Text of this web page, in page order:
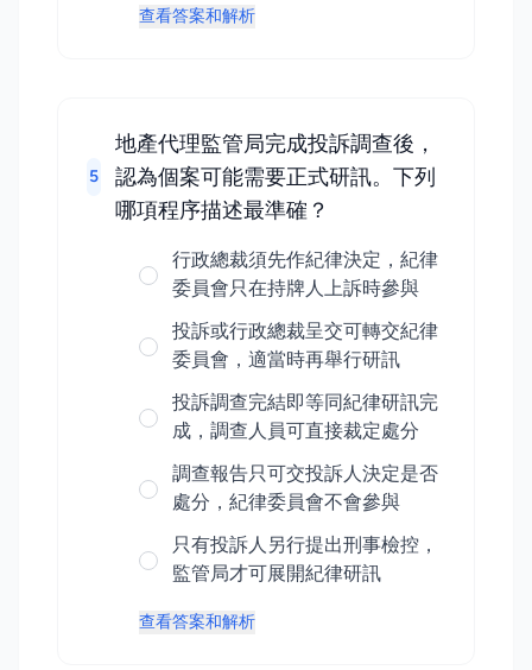
查看答案和解析
5
地產代理監管局完成投訴調查後，
認為個案可能需要正式研訊。下列
哪項程序描述最準確？
行政總裁須先作紀律決定，紀律
委員會只在持牌人上訴時參與
投訴或行政總裁呈交可轉交紀律
委員會，適當時再舉行研訊
投訴調查完結即等同紀律研訊完
成，調查人員可直接裁定處分
調查報告只可交投訴人決定是否
處分，紀律委員會不會參與
只有投訴人另行提出刑事檢控，
監管局才可展開紀律研訊
查看答案和解析